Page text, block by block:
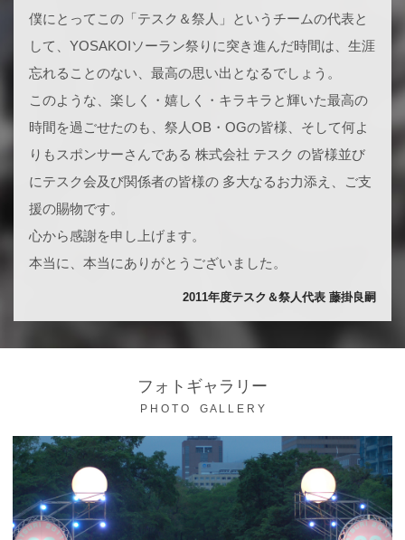
僕にとってこの「テスク＆祭人」というチームの代表と
して、YOSAKOIソーラン祭りに突き進んだ時間は、生涯
忘れることのない、最高の思い出となるでしょう。
このような、楽しく・嬉しく・キラキラと輝いた最高の
時間を過ごせたのも、祭人OB・OGの皆様、そして何よ
りもスポンサーさんである 株式会社 テスク の皆様並び
にテスク会及び関係者の皆様の 多大なるお力添え、ご支
援の賜物です。
心から感謝を申し上げます。
本当に、本当にありがとうございました。
2011年度テスク＆祭人代表 藤掛良嗣
フォトギャラリー
P H O T O G A L L E R Y